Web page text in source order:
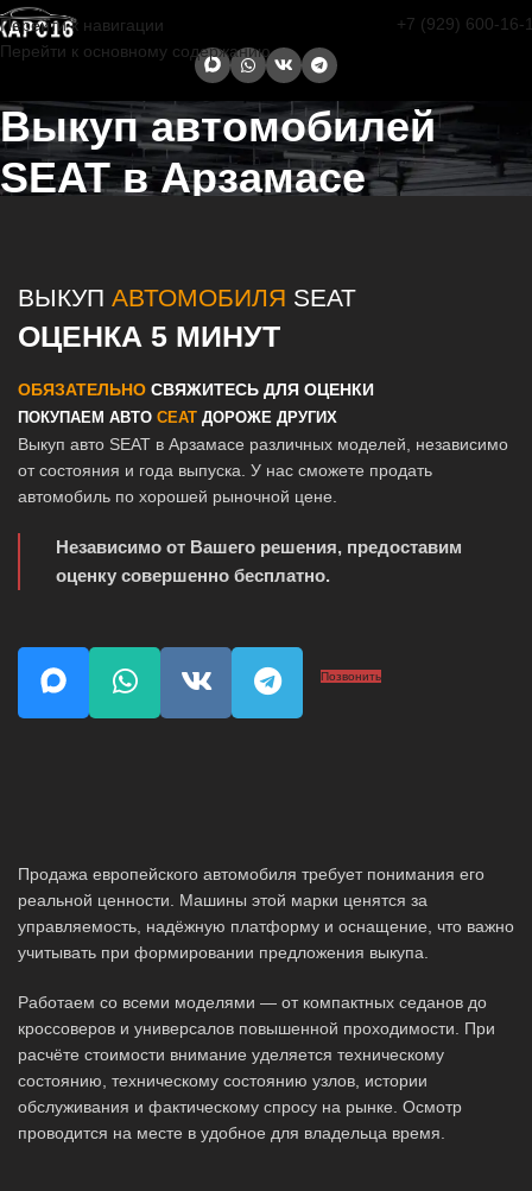
Перейти к навигации
Перейти к основному содержанию
+7 (929) 600-16-
Выкуп автомобилей
SEAT в Арзамасе
ВЫКУП АВТОМОБИЛЯ SEAT
ОЦЕНКА 5 МИНУТ
ОБЯЗАТЕЛЬНО СВЯЖИТЕСЬ ДЛЯ ОЦЕНКИ
ПОКУПАЕМ АВТО СЕАТ ДОРОЖЕ ДРУГИХ
Выкуп авто SEAT в Арзамасе различных моделей, независимо
от состояния и года выпуска. У нас сможете продать
автомобиль по хорошей рыночной цене.
Независимо от Вашего решения, предоставим
оценку совершенно бесплатно.
Позвонить
Продажа европейского автомобиля требует понимания его
реальной ценности. Машины этой марки ценятся за
управляемость, надёжную платформу и оснащение, что важно
учитывать при формировании предложения выкупа.
Работаем со всеми моделями — от компактных седанов до
кроссоверов и универсалов повышенной проходимости. При
расчёте стоимости внимание уделяется техническому
состоянию, техническому состоянию узлов, истории
обслуживания и фактическому спросу на рынке. Осмотр
проводится на месте в удобное для владельца время.